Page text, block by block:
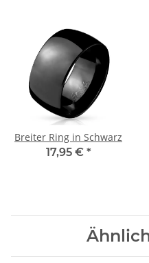
Breiter Ring in Schwarz
17,95 € *